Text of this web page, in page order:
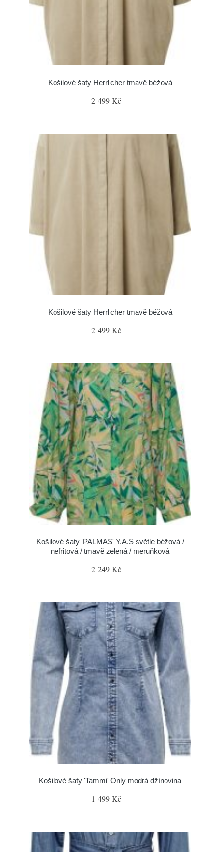
Košilové šaty Herrlicher tmavě béžová
2 499 Kč
Košilové šaty Herrlicher tmavě béžová
2 499 Kč
Košilové šaty 'PALMAS' Y.A.S světle béžová /
nefritová / tmavě zelená / meruňková
2 249 Kč
Košilové šaty 'Tammi' Only modrá džínovina
1 499 Kč